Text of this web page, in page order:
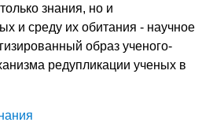
знания, но и
и среду их обитания - научное
образ ученого-
редупликации ученых в